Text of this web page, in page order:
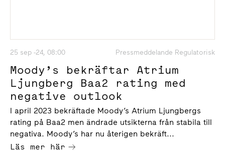
25 sep -24, 08:00 Pressmeddelande Regulatorisk
Moody’s bekräftar Atrium
Ljungberg Baa2 rating med
negative outlook
I april 2023 bekräftade Moody’s Atrium Ljungbergs
rating på Baa2 men ändrade utsikterna från stabila till
negativa. Moody’s har nu återigen bekräft...
Läs mer här